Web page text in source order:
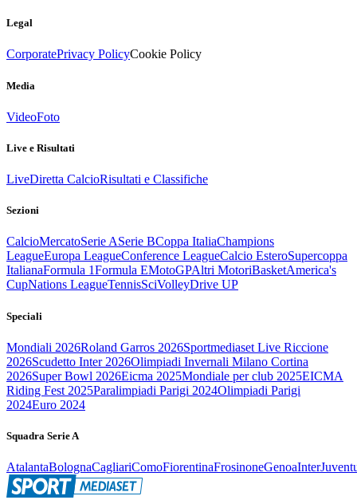
Legal
CorporatePrivacy PolicyCookie Policy
Media
VideoFoto
Live e Risultati
LiveDiretta CalcioRisultati e Classifiche
Sezioni
CalcioMercatoSerie ASerie BCoppa ItaliaChampions
LeagueEuropa LeagueConference LeagueCalcio EsteroSupercoppa
ItalianaFormula 1Formula EMotoGPAltri MotoriBasketAmerica's
CupNations LeagueTennisSciVolleyDrive UP
Speciali
Mondiali 2026Roland Garros 2026Sportmediaset Live Riccione
2026Scudetto Inter 2026Olimpiadi Invernali Milano Cortina
2026Super Bowl 2026Eicma 2025Mondiale per club 2025EICMA
Riding Fest 2025Paralimpiadi Parigi 2024Olimpiadi Parigi
2024Euro 2024
Squadra Serie A
AtalantaBolognaCagliariComoFiorentinaFrosinoneGenoaInter